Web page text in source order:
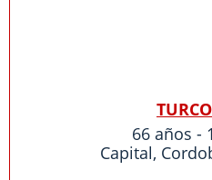
66 años -
Capital,